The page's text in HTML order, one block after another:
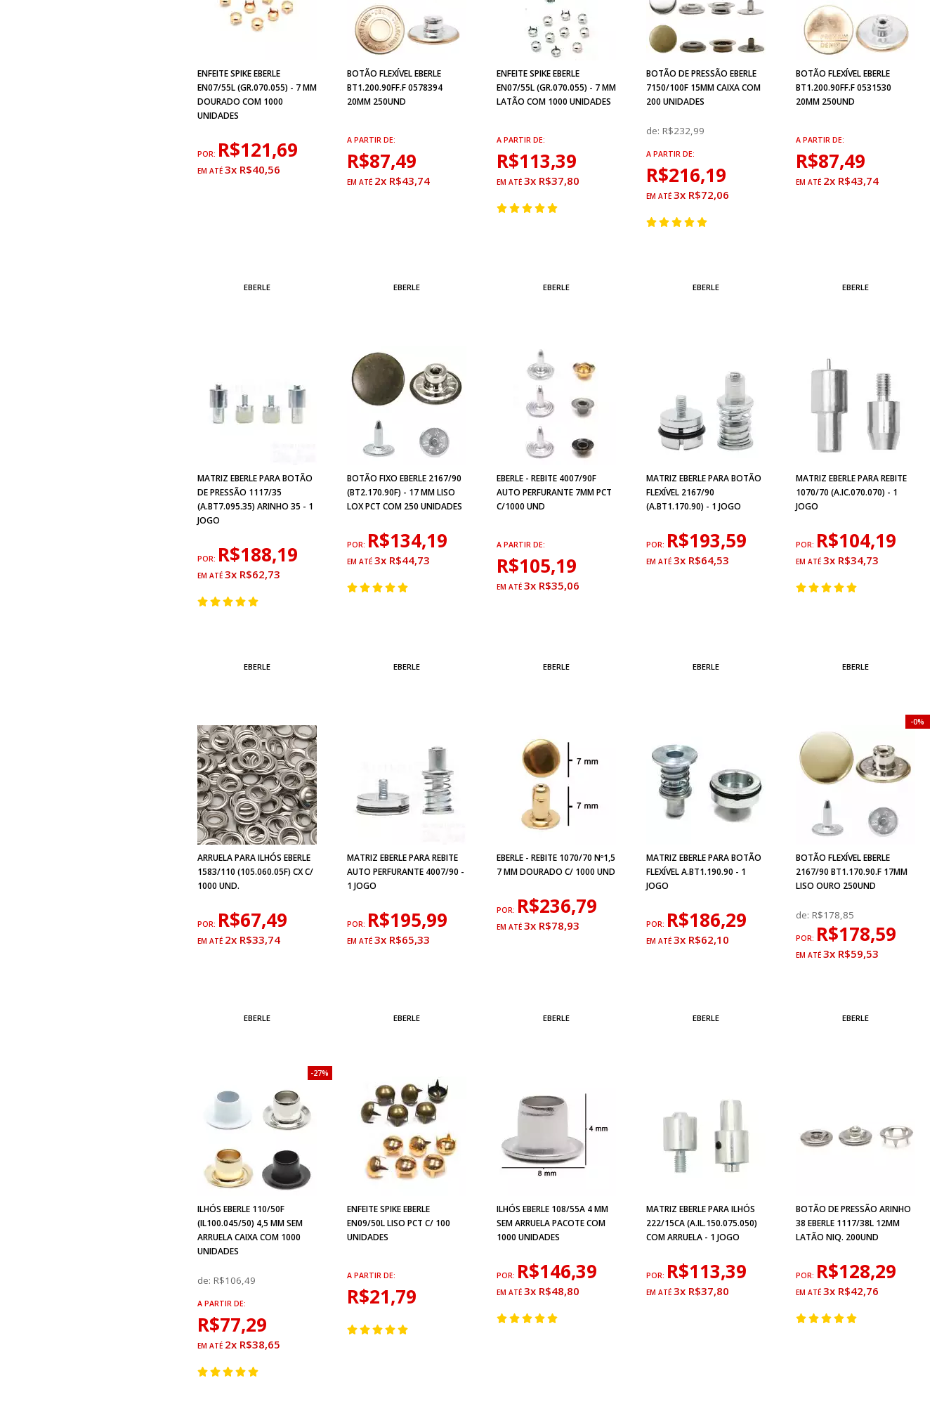
ENFEITE SPIKE EBERLE
EN07/55L (GR.070.055) - 7 MM
DOURADO COM 1000
UNIDADES
POR: R$121,69
3x R$40,56
EBERLE
BOTÃO FLEXÍVEL EBERLE
BT1.200.90FF.F 0578394
20MM 250UND
A PARTIR DE:
R$87,49
2x R$43,74
EBERLE
ENFEITE SPIKE EBERLE
EN07/55L (GR.070.055) - 7 MM
LATÃO COM 1000 UNIDADES
A PARTIR DE:
R$113,39
3x R$37,80
EBERLE
BOTÃO DE PRESSÃO EBERLE
7150/100F 15MM CAIXA COM
200 UNIDADES
de: R$232,99
A PARTIR DE:
R$216,19
3x R$72,06
EBERLE
BOTÃO FLEXÍVEL EBERLE
BT1.200.90FF.F 0531530
20MM 250UND
A PARTIR DE:
R$87,49
2x R$43,74
EBERLE
MATRIZ EBERLE PARA BOTÃO
DE PRESSÃO 1117/35
(A.BT7.095.35) ARINHO 35 - 1
JOGO
POR: R$188,19
3x R$62,73
EBERLE
BOTÃO FIXO EBERLE 2167/90
(BT2.170.90F) - 17 MM LISO
LOX PCT COM 250 UNIDADES
POR: R$134,19
3x R$44,73
EBERLE
EBERLE - REBITE 4007/90F
AUTO PERFURANTE 7MM PCT
C/1000 UND
A PARTIR DE:
R$105,19
3x R$35,06
EBERLE
MATRIZ EBERLE PARA BOTÃO
FLEXÍVEL 2167/90
(A.BT1.170.90) - 1 JOGO
POR: R$193,59
3x R$64,53
EBERLE
MATRIZ EBERLE PARA REBITE
1070/70 (A.IC.070.070) - 1
JOGO
POR: R$104,19
3x R$34,73
EBERLE
ARRUELA PARA ILHÓS EBERLE
1583/110 (105.060.05F) CX C/
1000 UND.
POR: R$67,49
2x R$33,74
EBERLE
MATRIZ EBERLE PARA REBITE
AUTO PERFURANTE 4007/90 -
1 JOGO
POR: R$195,99
3x R$65,33
EBERLE
EBERLE - REBITE 1070/70 Nº1,5
7 MM DOURADO C/ 1000 UND
POR: R$236,79
3x R$78,93
EBERLE
MATRIZ EBERLE PARA BOTÃO
FLEXÍVEL A.BT1.190.90 - 1
JOGO
POR: R$186,29
3x R$62,10
EBERLE
BOTÃO FLEXÍVEL EBERLE
2167/90 BT1.170.90.F 17MM
LISO OURO 250UND
de: R$178,85
POR: R$178,59
3x R$59,53
0%
EBERLE
ILHÓS EBERLE 110/50F
(IL100.045/50) 4,5 MM SEM
ARRUELA CAIXA COM 1000
UNIDADES
de:R$106,49
A PARTIR DE:
R$77,29
2x R$38,65
27%
ENFEITE SPIKE EBERLE
EN09/50L LISO PCT C/ 100
UNIDADES
A PARTIR DE:
R$21,79
ILHÓS EBERLE 108/55A 4 MM
SEM ARRUELA PACOTE COM
1000 UNIDADES
POR: R$146,39
3x R$48,80
MATRIZ EBERLE PARA ILHÓS
222/15CA (A.IL.150.075.050)
COM ARRUELA - 1 JOGO
POR: R$113,39
3x R$37,80
BOTÃO DE PRESSÃO ARINHO
38 EBERLE 1117/38L 12MM
LATÃO NIQ. 200UND
POR: R$128,29
3x R$42,76